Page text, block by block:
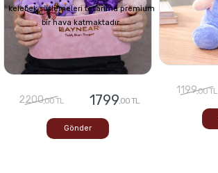
kelebek süslemeleri tasarıma premium
bir hava katmaktadır.
2200,00 TL 1799,00 TL
Gönder
1199,00 TL